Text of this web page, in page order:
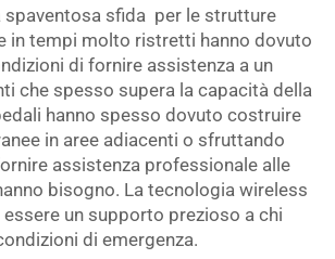
sfida per le strutture
in tempi molto ristretti hanno dovuto
di fornire assistenza a un
che spesso supera la capacità della
hanno spesso dovuto costruire
in aree adiacenti o sfruttando
assistenza professionale alle
bisogno. La tecnologia wireless
un supporto prezioso a chi
di emergenza.